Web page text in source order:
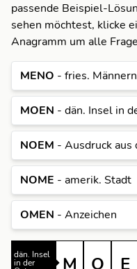
passende Beispiel-
sehen möchtest, klicke
Anagramm um alle
MENO - fries.
MOEN - dän. Insel in
NOEM - Ausdruck aus
NOME - amerik. Stadt
OMEN - Anzeichen
Ausdruck aus der
M
N
O
E
M
N
O
M
N
O
E